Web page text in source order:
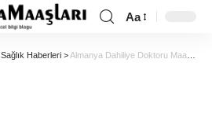
Aa
Sağlık Haberleri >Almanya Dahiliye Doktoru Maaşı 2023